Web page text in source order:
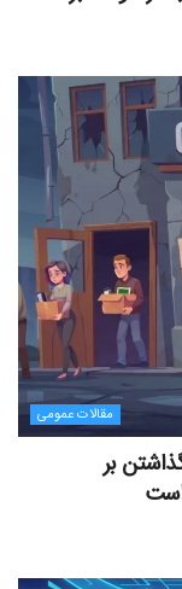
مقالات عمومی
بر